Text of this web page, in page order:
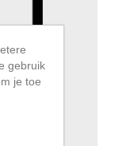
gebruik
je toe